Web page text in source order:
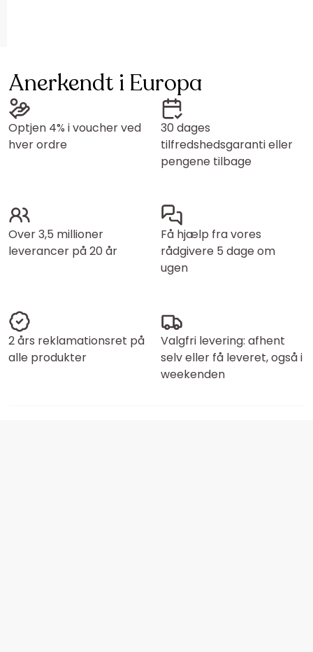
Anerkendt i Europa
Optjen 4% i voucher ved
hver ordre
30 dages
tilfredshedsgaranti eller
pengene tilbage
Over 3,5 millioner
leverancer på 20 år
Få hjælp fra vores
rådgivere 5 dage om
ugen
2 års reklamationsret på
alle produkter
Valgfri levering: afhent
selv eller få leveret, også i
weekenden